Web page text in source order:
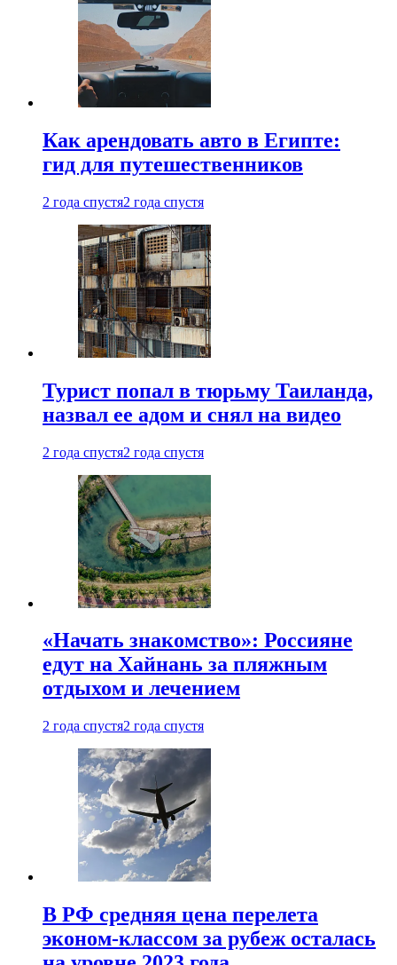
Как арендовать авто в Египте:
гид для путешественников
2 года спустя2 года спустя
Турист попал в тюрьму Таиланда,
назвал ее адом и снял на видео
2 года спустя2 года спустя
«Начать знакомство»: Россияне
едут на Хайнань за пляжным
отдыхом и лечением
2 года спустя2 года спустя
В РФ средняя цена перелета
эконом-классом за рубеж осталась